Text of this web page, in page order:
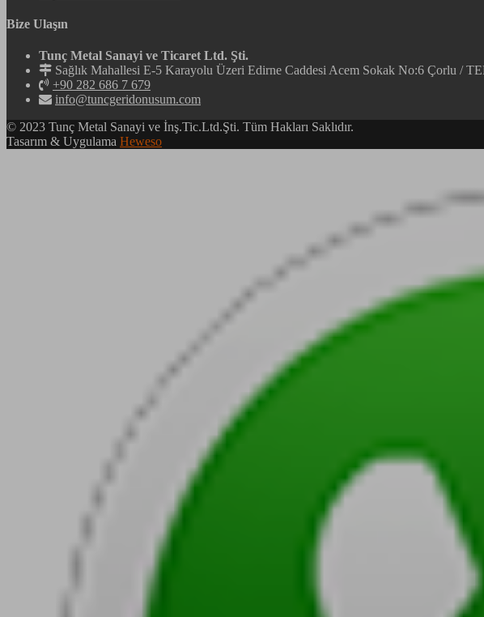
Bize Ulaşın
Tunç Metal Sanayi ve Ticaret Ltd. Şti.
Sağlık Mahallesi E-5 Karayolu Üzeri Edirne Caddesi Acem Sokak No:6 Çorlu /
+90 282 686 7 679
info@tuncgeridonusum.com
© 2023 Tunç Metal Sanayi ve İnş.Tic.Ltd.Şti. Tüm Hakları Saklıdır.
Tasarım & Uygulama Heweso